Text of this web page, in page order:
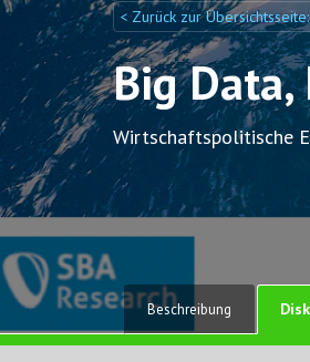
Discuto
Discuto < Zurück zur Übersichtsseite:
Big
Wirtschaftspolitische
Beschreibung